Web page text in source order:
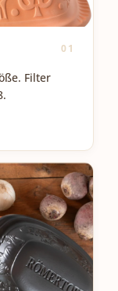
01
Filter